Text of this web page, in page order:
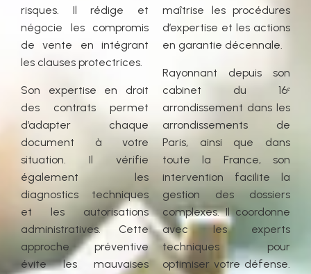
risques. Il rédige et
négocie les compromis
de vente en intégrant
les clauses protectrices.
Son expertise en droit
des contrats permet
d’adapter chaque
document à votre
situation. Il vérifie
également les
diagnostics techniques
et les autorisations
administratives. Cette
approche préventive
évite les mauvaises
maîtrise les procédures
d’expertise et les actions
en garantie décennale.
Rayonnant depuis son
cabinet du 16ᵉ
arrondissement dans les
arrondissements de
Paris, ainsi que dans
toute la France, son
intervention facilite la
gestion des dossiers
complexes. Il coordonne
avec les experts
techniques pour
optimiser votre défense.